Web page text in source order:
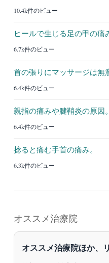
10.4k件のビュー
ヒールで生じる足の甲の痛
6.7k件のビュー
首の張りにマッサージは無
6.4k件のビュー
親指の痛みや腱鞘炎の原因。
6.4k件のビュー
捻ると痛む手首の痛み。
6.3k件のビュー
オススメ治療院
オススメ治療院ほか、